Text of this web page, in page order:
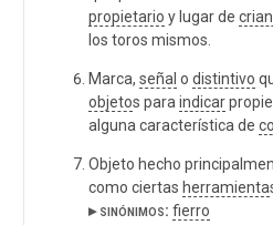
propietario y lugar de
los toros mismos.
Marca, señal o distintivo
objetos para indicar
alguna característica de
Objeto hecho
como ciertas herramienta
▸ sinónimos: fierro